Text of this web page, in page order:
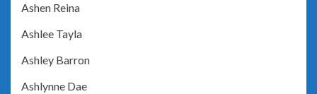
Ashen Reina
Ashlee Tayla
Ashley Barron
Ashlynne Dae